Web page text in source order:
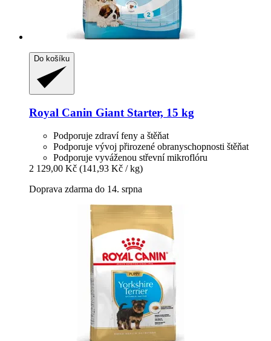
Do košíku
Royal Canin Giant Starter, 15 kg
Podporuje zdraví feny a štěňat
Podporuje vývoj přirozené obranyschopnosti štěňat
Podporuje vyváženou střevní mikroflóru
2 129,00 Kč (141,93 Kč / kg)
Doprava zdarma do 14. srpna